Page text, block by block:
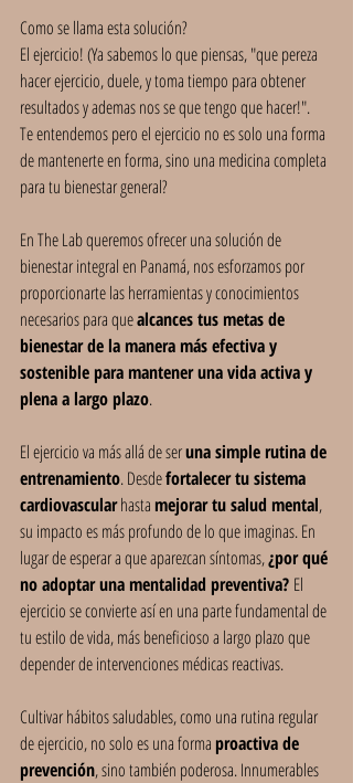
Como se llama esta solución?
El ejercicio! (Ya sabemos lo que piensas, "que pereza
hacer ejercicio, duele, y toma tiempo para obtener
resultados y ademas nos se que tengo que hacer!".
Te entendemos pero el ejercicio no es solo una forma
de mantenerte en forma, sino una medicina completa
para tu bienestar general?
En The Lab queremos ofrecer una solución de
bienestar integral en Panamá, nos esforzamos por
proporcionarte las herramientas y conocimientos
necesarios para que alcances tus metas de
bienestar de la manera más efectiva y
sostenible para mantener una vida activa y
plena a largo plazo.
El ejercicio va más allá de ser una simple rutina de
entrenamiento. Desde fortalecer tu sistema
cardiovascular hasta mejorar tu salud mental,
su impacto es más profundo de lo que imaginas. En
lugar de esperar a que aparezcan síntomas, ¿por qué
no adoptar una mentalidad preventiva? El
ejercicio se convierte así en una parte fundamental de
tu estilo de vida, más beneficioso a largo plazo que
depender de intervenciones médicas reactivas.
Cultivar hábitos saludables, como una rutina regular
de ejercicio, no solo es una forma proactiva de
prevención, sino también poderosa. Innumerables